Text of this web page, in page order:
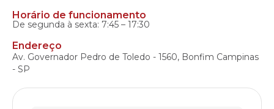
Horário de funcionamento
De segunda à sexta: 7:45 – 17:30
Endereço
Av. Governador Pedro de Toledo - 1560, Bonfim Campinas
- SP